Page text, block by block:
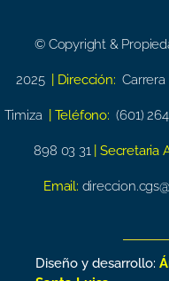
© Copyright &
2025 | Dirección: Carrera
Timiza | Teléfono: (601)
898 03 31 | Secretaria
Email:
Diseño y desarrollo: